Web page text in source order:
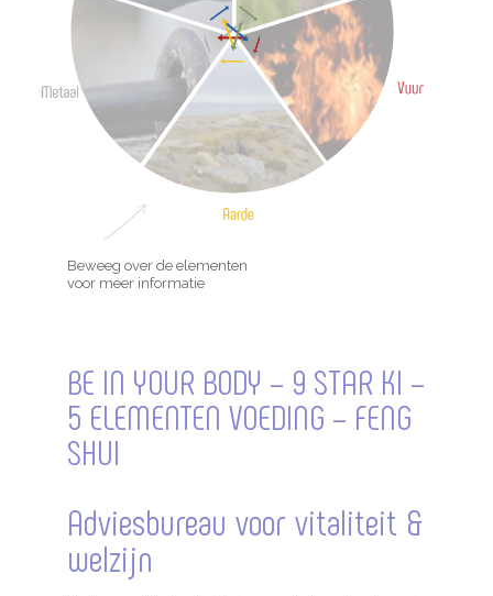
Beweeg over de elementen
voor meer informatie
BE IN YOUR BODY – 9 STAR KI –
5 ELEMENTEN VOEDING – FENG
SHUI
Adviesbureau voor vitaliteit &
welzijn